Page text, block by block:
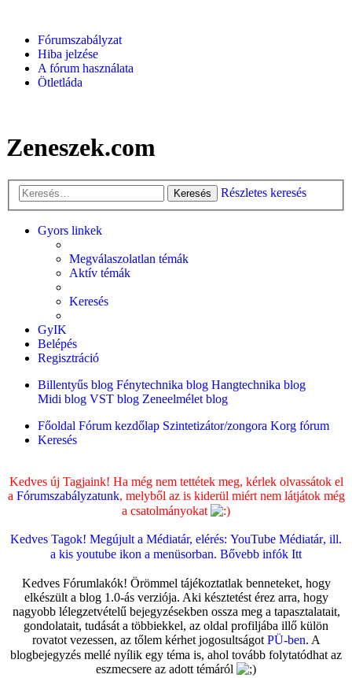
Fórumszabályzat
Hiba jelzése
A fórum használata
Ötletláda
Zeneszek.com
Keresés Részletes keresés
Gyors linkek
Megválaszolatlan témák
Aktív témák
Keresés
GyIK
Belépés
Regisztráció
Billentyűs blog Fénytechnika blog Hangtechnika blog
Midi blog VST blog Zeneelmélet blog
Főoldal Fórum kezdőlap Szintetizátor/zongora Korg fórum
Keresés
Kedves új Tagjaink! Ha még nem tettétek meg, kérlek olvassátok el
a Fórumszabályzatunk, melyből az is kiderül miért nem látjátok még
a csatolmányokat
Kedves Tagok! Megújult a Médiatár, elérés: YouTube Médiatár, ill.
a kis youtube ikon a menüsorban. Bővebb infók Itt
Kedves Fórumlakók! Örömmel tájékoztatlak benneteket, hogy
elkészült a blog 1.0-ás verziója. Aki késztetést érez arra, hogy
nagyobb lélegzetvételű bejegyzésekben ossza meg a tapasztalatait,
gondolatait, tudását a többiekkel, az oldal profiljába illő külön
rovatot vezessen, az tőlem kérhet jogosultságotPÜ-ben. A
blogbejegyzés mellé nyílik egy téma is, ahol tovább folytatódhat az
eszmecsere az adott témáról